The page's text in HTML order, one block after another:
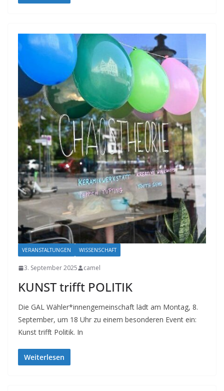
VERANSTALTUNGEN WISSENSCHAFT
3. September 2025 camel
KUNST trifft POLITIK
Die GAL Wähler*innengemeinschaft lädt am Montag, 8.
September, um 18 Uhr zu einem besonderen Event ein:
Kunst trifft Politik. In
Weiterlesen